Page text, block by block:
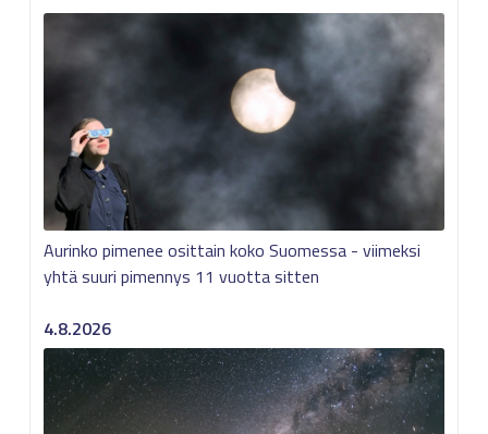
Aurinko pimenee osittain koko Suomessa - viimeksi
yhtä suuri pimennys 11 vuotta sitten
4.8.2026